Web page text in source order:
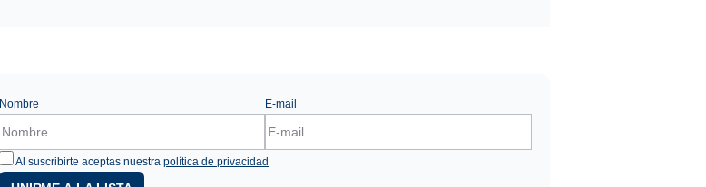
Nombre E-mail
Al suscribirte aceptas nuestra política de privacidad